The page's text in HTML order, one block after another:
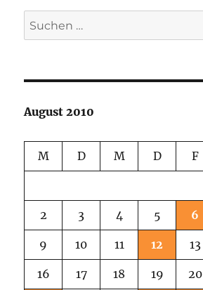
Suchen
nach:
August 2010
M D M D F
2 3 4 5 6
9 10 11 12 13
16 17 18 19 20